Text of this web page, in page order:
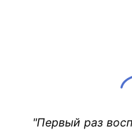
"Первый раз